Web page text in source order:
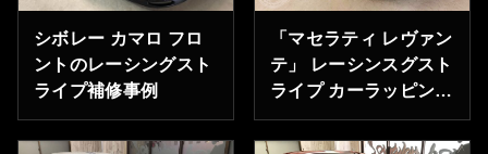
シボレー カマロ フロ
ントのレーシングスト
ライプ補修事例
「マセラティ レヴァン
テ」 レーシンスグスト
ライプ カーラッピング
東京都港区のK様あ
りがとうございます。